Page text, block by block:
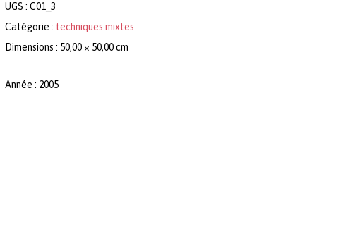
UGS : C01_3
Catégorie : techniques mixtes
Dimensions : 50,00 × 50,00 cm
Année : 2005